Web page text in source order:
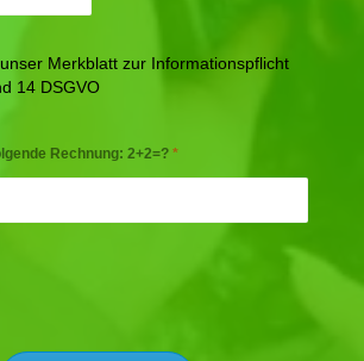
unser Merkblatt zur Informationspflicht
14 DSGVO
Rechnung: 2+2=? *